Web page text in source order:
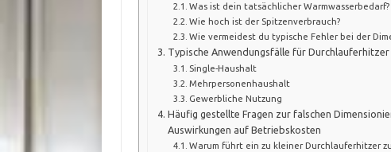
Was ist dein tatsächlicher Warmwasserbedarf?
Wie hoch ist der Spitzenverbrauch?
Wie vermeidest du typische Fehler bei der
Typische Anwendungsfälle für
Single-Haushalt
Mehrpersonenhaushalt
Gewerbliche Nutzung
Häufig gestellte Fragen zur falschen
Auswirkungen auf Betriebskosten
Warum führt ein zu kleiner Durchlauferhitzer